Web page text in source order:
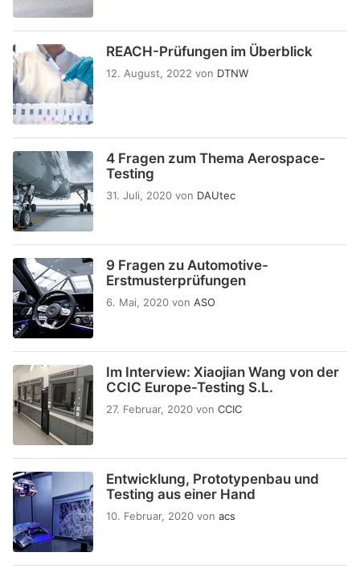
REACH-Prüfungen im Überblick
12. August, 2022 von DTNW
4 Fragen zum Thema Aerospace-
Testing
31. Juli, 2020 von DAUtec
9 Fragen zu Automotive-
Erstmusterprüfungen
6. Mai, 2020 von ASO
Im Interview: Xiaojian Wang von der
CCIC Europe-Testing S.L.
27. Februar, 2020 von CCIC
Entwicklung, Prototypenbau und
Testing aus einer Hand
10. Februar, 2020 von acs